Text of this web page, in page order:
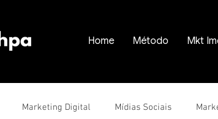
Home Método Mkt
Marketing Digital Mídias Sociais